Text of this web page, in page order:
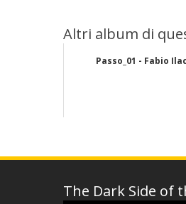
Altri album di
Passo_01 - Fabio
The Dark Side of